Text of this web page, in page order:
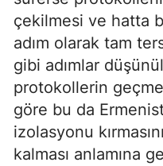
çekilmesi ve hatta
adım olarak tam
gibi adımlar
protokollerin
göre bu da
izolasyonu
kalması anlamına